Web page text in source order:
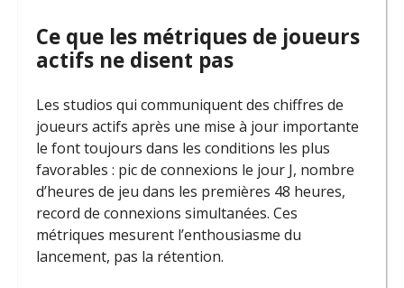
Ce que les métriques de joueurs
actifs ne disent pas
Les studios qui communiquent des chiffres de
joueurs actifs après une mise à jour importante
le font toujours dans les conditions les plus
favorables : pic de connexions le jour J, nombre
d’heures de jeu dans les premières 48 heures,
record de connexions simultanées. Ces
métriques mesurent l’enthousiasme du
lancement, pas la rétention.